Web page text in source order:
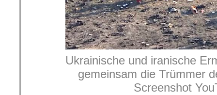
Ukrainische und iranische
gemeinsam die Trümmer
Screenshot